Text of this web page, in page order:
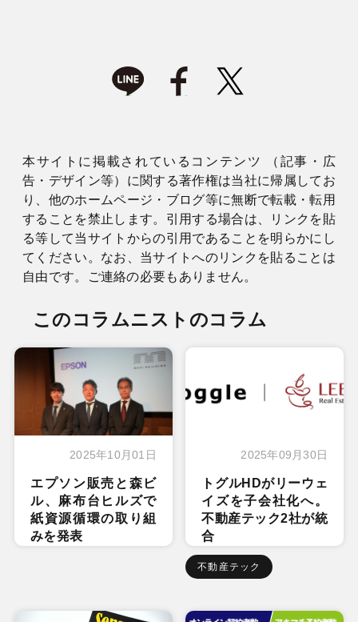
本サイトに掲載されているコンテンツ （記事・広
告・デザイン等）に関する著作権は当社に帰属してお
り、他のホームページ・ブログ等に無断で転載・転用
することを禁止します。引用する場合は、リンクを貼
る等して当サイトからの引用であることを明らかにし
てください。なお、当サイトへのリンクを貼ることは
自由です。ご連絡の必要もありません。
このコラムニストのコラム
2025年10月01日
エプソン販売と森ビ
ル、麻布台ヒルズで
紙資源循環の取り組
みを発表
2025年09月30日
トグルHDがリーウェ
イズを子会社化へ。
不動産テック2社が統
合
不動産テック